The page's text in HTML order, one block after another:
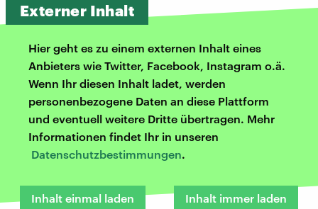
Externer Inhalt
Hier geht es zu einem externen Inhalt eines
Anbieters wie Twitter, Facebook, Instagram o.ä.
Wenn Ihr diesen Inhalt ladet, werden
personenbezogene Daten an diese Plattform
und eventuell weitere Dritte übertragen. Mehr
Informationen findet Ihr in unseren
Datenschutzbestimmungen.
Inhalt einmal laden Inhalt immer laden